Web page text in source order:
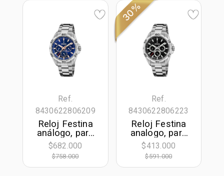
Ref.
8430622806209
Reloj Festina
análogo, para
Hombre, tablero
redondo color
azul, estilo
index, pulso
$682.000
$758.000
30%
Ref.
8430622806223
Reloj Festina
analogo, para
Hombre, tablero
redondo color
negro, estilo
index, pulso
$413.000
$591.000